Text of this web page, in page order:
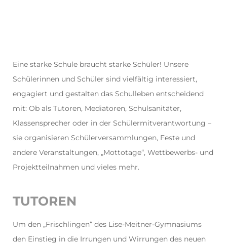
Eine starke Schule braucht starke Schüler! Unsere
Schülerinnen und Schüler sind vielfältig interessiert,
engagiert und gestalten das Schulleben entscheidend
mit: Ob als Tutoren, Mediatoren, Schulsanitäter,
Klassensprecher oder in der Schülermitverantwortung –
sie organisieren Schülerversammlungen, Feste und
andere Veranstaltungen, „Mottotage“, Wettbewerbs- und
Projektteilnahmen und vieles mehr.
TUTOREN
Um den „Frischlingen“ des Lise-Meitner-Gymnasiums
den Einstieg in die Irrungen und Wirrungen des neuen